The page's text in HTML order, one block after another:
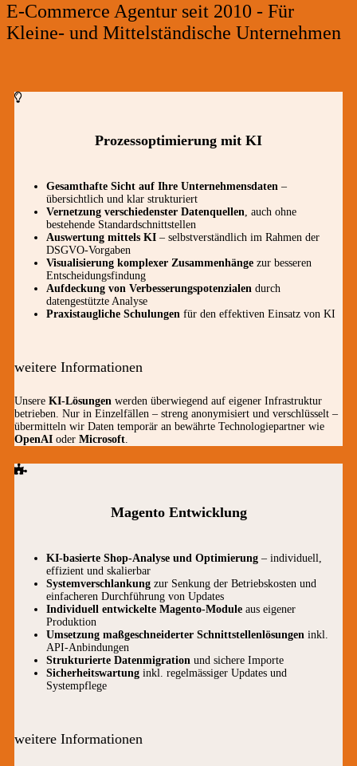
E-Commerce Agentur seit 2010 - Für
Kleine- und Mittelständische Unternehmen
Prozessoptimierung mit KI
Gesamthafte Sicht auf Ihre Unternehmensdaten –
übersichtlich und klar strukturiert
Vernetzung verschiedenster Datenquellen, auch ohne
bestehende Standardschnittstellen
Auswertung mittels KI – selbstverständlich im Rahmen der
DSGVO-Vorgaben
Visualisierung komplexer Zusammenhänge zur besseren
Entscheidungsfindung
Aufdeckung von Verbesserungspotenzialen durch
datengestützte Analyse
Praxistaugliche Schulungen für den effektiven Einsatz von KI
weitere Informationen
Unsere KI-Lösungen werden überwiegend auf eigener Infrastruktur
betrieben. Nur in Einzelfällen – streng anonymisiert und verschlüsselt –
übermitteln wir Daten temporär an bewährte Technologiepartner wie
OpenAI oder Microsoft.
Magento Entwicklung
KI-basierte Shop-Analyse und Optimierung – individuell,
effizient und skalierbar
Systemverschlankung zur Senkung der Betriebskosten und
einfacheren Durchführung von Updates
Individuell entwickelte Magento-Module aus eigener
Produktion
Umsetzung maßgeschneiderter Schnittstellenlösungen inkl.
API-Anbindungen
Strukturierte Datenmigration und sichere Importe
Sicherheitswartung inkl. regelmässiger Updates und
Systempflege
weitere Informationen